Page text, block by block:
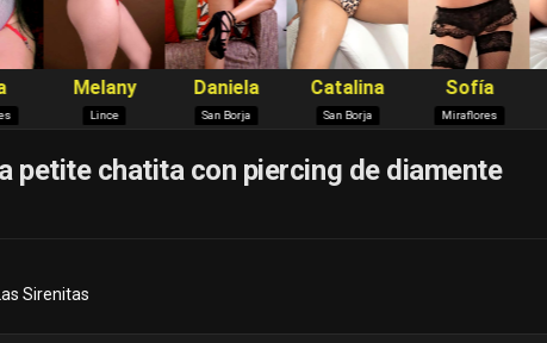
petite chatita con piercing de diamente
Sirenitas